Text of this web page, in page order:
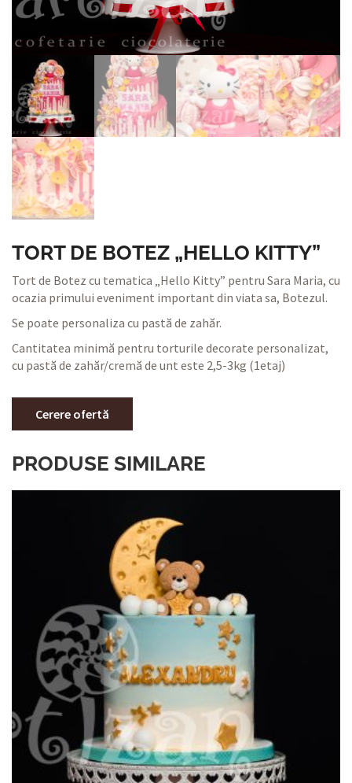
TORT DE BOTEZ „HELLO KITTY”
Tort de Botez cu tematica „Hello Kitty” pentru Sara Maria, cu
ocazia primului eveniment important din viata sa, Botezul.
Se poate personaliza cu pastă de zahăr.
Cantitatea minimă pentru torturile decorate personalizat,
cu pastă de zahăr/cremă de unt este 2,5-3kg (1etaj)
Cerere ofertă
PRODUSE SIMILARE